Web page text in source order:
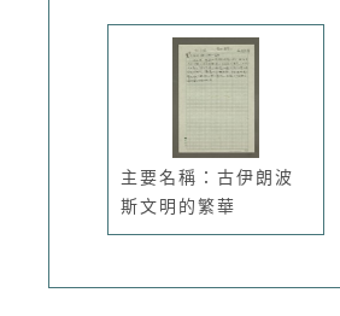
主要名稱：古伊朗波
斯文明的繁華